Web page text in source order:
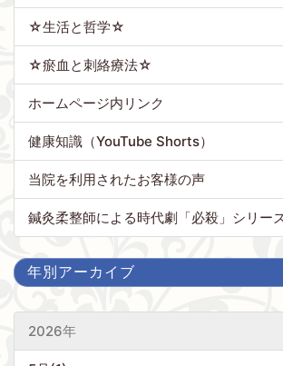
☆生活と哲学☆
☆瘀血と刺絡療法☆
ホームページ内リンク
健康知識（YouTube Shorts）
当院を利用されたお客様の声
鍼灸柔整師による時代劇「必殺」シリーズ
年別アーカイブ
2026年